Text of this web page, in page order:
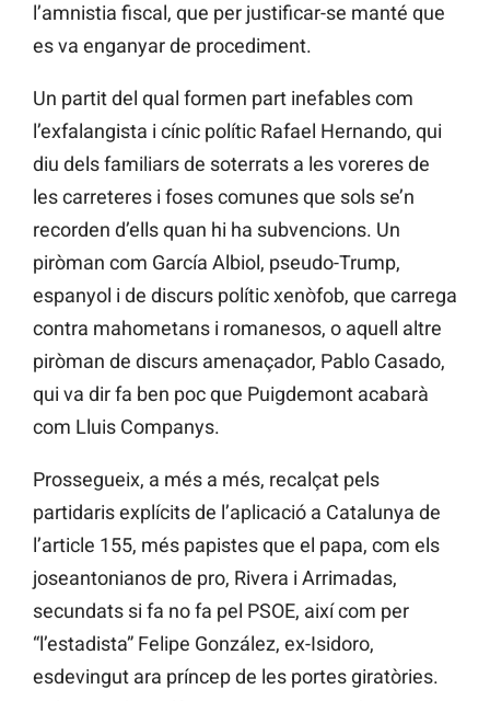
l’amnistia fiscal, que per justificar-se manté que
es va enganyar de procediment.
Un partit del qual formen part inefables com
l’exfalangista i cínic polític Rafael Hernando, qui
diu dels familiars de soterrats a les voreres de
les carreteres i foses comunes que sols se’n
recorden d’ells quan hi ha subvencions. Un
piròman com García Albiol, pseudo-Trump,
espanyol i de discurs polític xenòfob, que carrega
contra mahometans i romanesos, o aquell altre
piròman de discurs amenaçador, Pablo Casado,
qui va dir fa ben poc que Puigdemont acabarà
com Lluis Companys.
Prossegueix, a més a més, recalçat pels
partidaris explícits de l’aplicació a Catalunya de
l’article 155, més papistes que el papa, com els
joseantonianos de pro, Rivera i Arrimadas,
secundats si fa no fa pel PSOE, així com per
“l’estadista” Felipe González, ex-Isidoro,
esdevingut ara príncep de les portes giratòries.